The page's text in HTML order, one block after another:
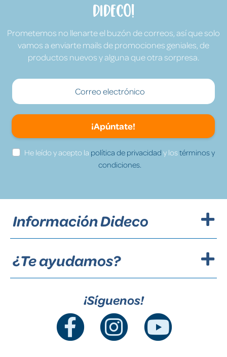
Dideco!
Prometemos no llenarte el buzón de correos, así que solo
vamos a enviarte mails de promociones geniales, de
productos nuevos y alguna que otra sorpresa.
¡Apúntate!
He leído y acepto la política de privacidad y lostérminos y
condiciones.
Información Dideco
¿Te ayudamos?
¡Síguenos!